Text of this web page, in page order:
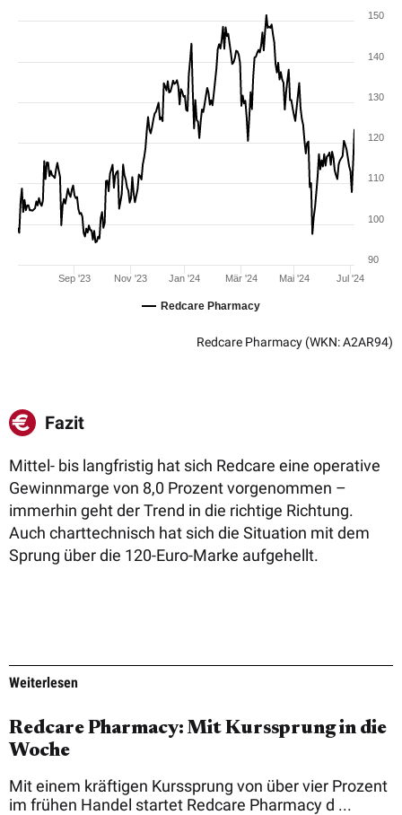
Redcare Pharmacy
Sep '23 Nov '23 Jan '24 Mär '24 Mai '24 Jul '24
90
100
110
120
130
140
150
Redcare Pharmacy (WKN: A2AR94)
Fazit
Mittel- bis langfristig hat sich Redcare eine operative
Gewinnmarge von 8,0 Prozent vorgenommen –
immerhin geht der Trend in die richtige Richtung.
Auch charttechnisch hat sich die Situation mit dem
Sprung über die 120-Euro-Marke aufgehellt.
Weiterlesen
Redcare Pharmacy: Mit Kurssprung in die
Woche
Mit einem kräftigen Kurssprung von über vier Prozent
im frühen Handel startet Redcare Pharmacy d ...